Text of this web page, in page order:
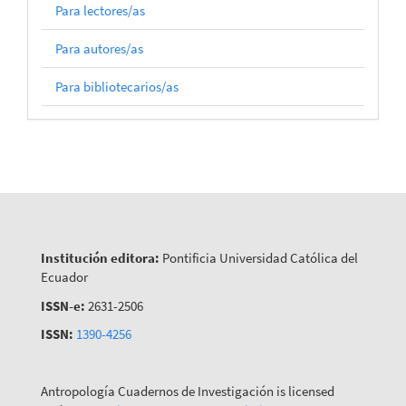
Para lectores/as
Para autores/as
Para bibliotecarios/as
Institución editora: Pontificia Universidad Católica del
Ecuador
ISSN-e: 2631-2506
ISSN: 1390-4256
Antropología Cuadernos de Investigación is licensed